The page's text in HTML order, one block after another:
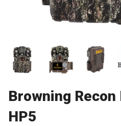
Browning
HP5